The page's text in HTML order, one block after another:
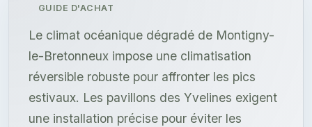
GUIDE D'ACHAT
Le climat océanique dégradé de Montigny-
le-Bretonneux impose une climatisation
réversible robuste pour affronter les pics
estivaux. Les pavillons des Yvelines exigent
une installation précise pour éviter les